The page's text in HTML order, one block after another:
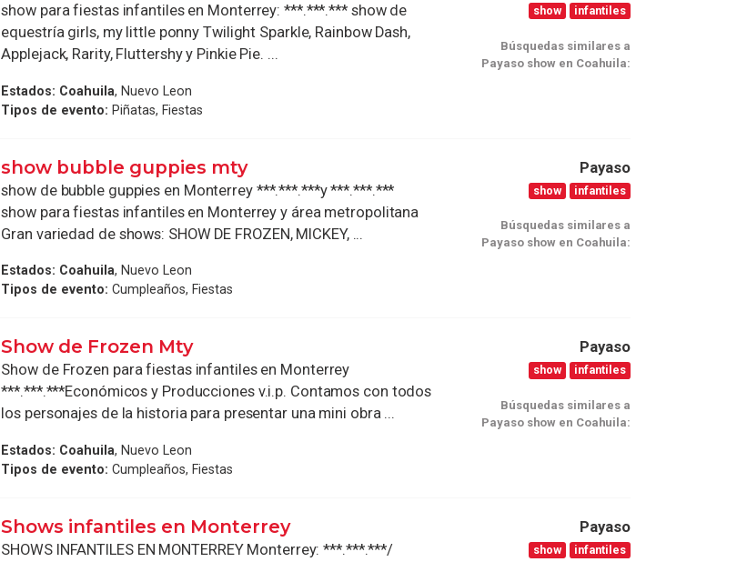
show para fiestas infantiles en Monterrey: ***.***.*** show de
equestría girls, my little ponny Twilight Sparkle, Rainbow Dash,
Applejack, Rarity, Fluttershy y Pinkie Pie. ...
Estados: Coahuila, Nuevo Leon
Tipos de evento: Piñatas, Fiestas
show infantiles
Búsquedas similares a
Payaso show en Coahuila:
show bubble guppies mty
show de bubble guppies en Monterrey ***.***.***y ***.***.***
show para fiestas infantiles en Monterrey y área metropolitana
Gran variedad de shows: SHOW DE FROZEN, MICKEY, ...
Estados: Coahuila, Nuevo Leon
Tipos de evento: Cumpleaños, Fiestas
Payaso
show infantiles
Búsquedas similares a
Payaso show en Coahuila:
Show de Frozen Mty
Show de Frozen para fiestas infantiles en Monterrey
***.***.***Económicos y Producciones v.i.p. Contamos con todos
los personajes de la historia para presentar una mini obra ...
Estados: Coahuila, Nuevo Leon
Tipos de evento: Cumpleaños, Fiestas
Payaso
show infantiles
Búsquedas similares a
Payaso show en Coahuila:
Shows infantiles en Monterrey
SHOWS INFANTILES EN MONTERREY Monterrey: ***.***.***/
Payaso
show infantiles